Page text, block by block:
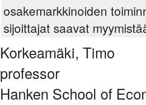
osakemarkkinoiden
sijoittajat saavat
Korkeamäki, Timo
professor
Hanken School of